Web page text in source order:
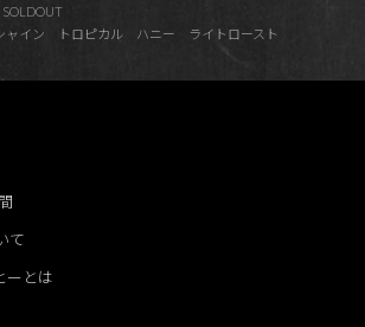
SOLDOUT
イン トロピカル ハニー ライトロースト
て
ーとは